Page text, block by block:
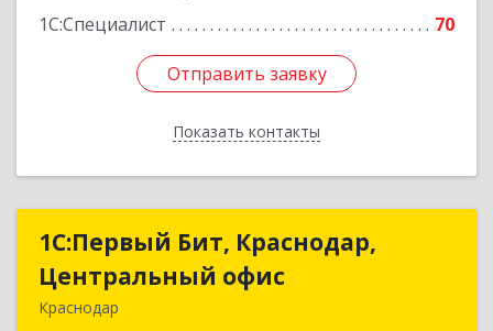
1С:Специалист
70
Отправить заявку
Показать контакты
Отправить заявку
Назад
1С:Первый Бит, Краснодар,
Центральный офис
Краснодар
1С:Первый Бит, Краснодар,
Центральный офис